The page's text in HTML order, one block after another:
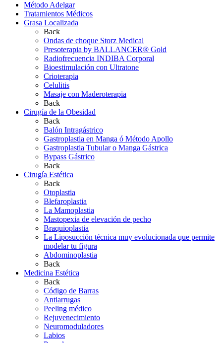
Método Adelgar
Tratamientos Médicos
Grasa Localizada
Back
Ondas de choque Storz Medical
Presoterapia by BALLANCER® Gold
Radiofrecuencia INDIBA Corporal
Bioestimulación con Ultratone
Crioterapia
Celulitis
Masaje con Maderoterapia
Back
Cirugía de la Obesidad
Back
Balón Intragástrico
Gastroplastia en Manga ó Método Apollo
Gastroplastia Tubular o Manga Gástrica
Bypass Gástrico
Back
Cirugía Estética
Back
Otoplastia
Blefaroplastia
La Mamoplastia
Mastopexia de elevación de pecho
Braquioplastia
La Liposucción técnica muy evolucionada que permite
modelar tu figura
Abdominoplastia
Back
Medicina Estética
Back
Código de Barras
Antiarrugas
Peeling médico
Rejuvenecimiento
Neuromoduladores
Labios